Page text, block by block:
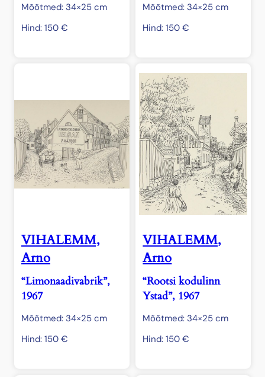
Mõõtmed: 34×25 cm
Hind: 150 €
Mõõtmed: 34×25 cm
Hind:150€
VIHALEMM,
Arno
“Limonaadivabrik”,
1967
Mõõtmed: 34×25 cm
Hind: 150 €
VIHALEMM,
Arno
“Rootsi kodulinn
Ystad”, 1967
Mõõtmed: 34×25 cm
Hind:150€